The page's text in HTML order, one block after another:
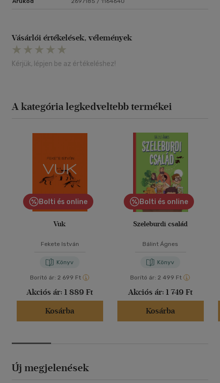
Vásárlói értékelések, vélemények
Kérjük, lépjen be az értékeléshez!
A kategória legkedveltebb termékei
Bolti és online
Vuk
Fekete István
Könyv
Borító ár: 2 699 Ft
Akciós ár: 1 889 Ft
Kosárba
Bolti és online
Szeleburdi család
Bálint Ágnes
Könyv
Borító ár: 2 499 Ft
Akciós ár: 1 749 Ft
Kosárba
Új megjelenések